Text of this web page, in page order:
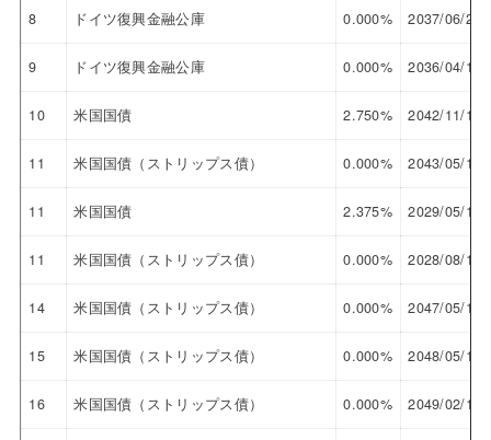
8 ドイツ復興金融公庫 0.000% 2037/06/29
9 ドイツ復興金融公庫 0.000% 2036/04/18
10 米国国債 2.750% 2042/11/15
11 米国国債（ストリップス債） 0.000% 2043/05/15
11 米国国債 2.375% 2029/05/15
11 米国国債（ストリップス債） 0.000% 2028/08/15
14 米国国債（ストリップス債） 0.000% 2047/05/15
15 米国国債（ストリップス債） 0.000% 2048/05/15
16 米国国債（ストリップス債） 0.000% 2049/02/15